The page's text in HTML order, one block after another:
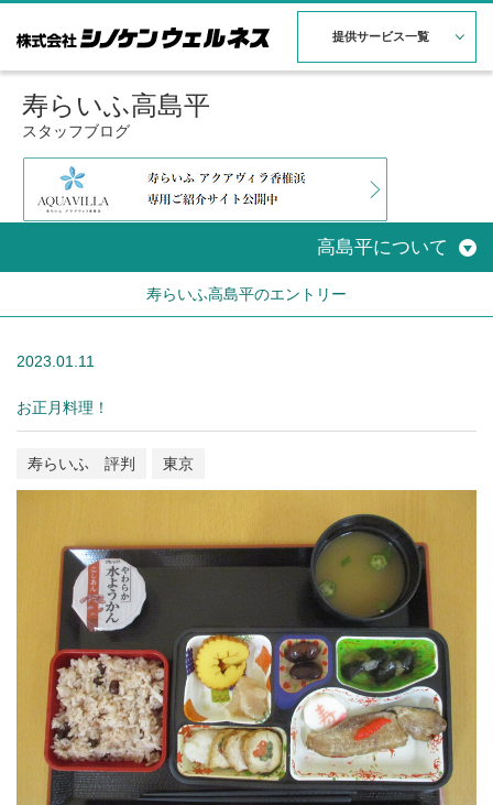
提供サービス一覧
寿らいふ高島平
スタッフブログ
高島平について
寿らいふ高島平のエントリー
2023.01.11
お正月料理！
寿らいふ 評判 東京